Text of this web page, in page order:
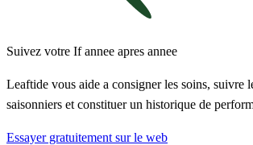
Suivez votre If annee apres annee
Leaftide vous aide a consigner les soins, suivre
saisonniers et constituer un historique de
Essayer gratuitement sur le web